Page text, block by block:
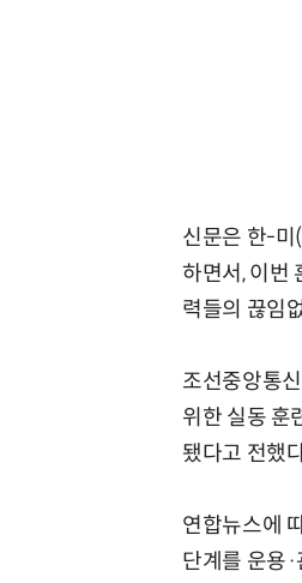
신문은 한-미
하면서, 이번
력들의 끊임
조선중앙통
위한 실동 훈
됐다고 전했
연합뉴스에
단계를 운용